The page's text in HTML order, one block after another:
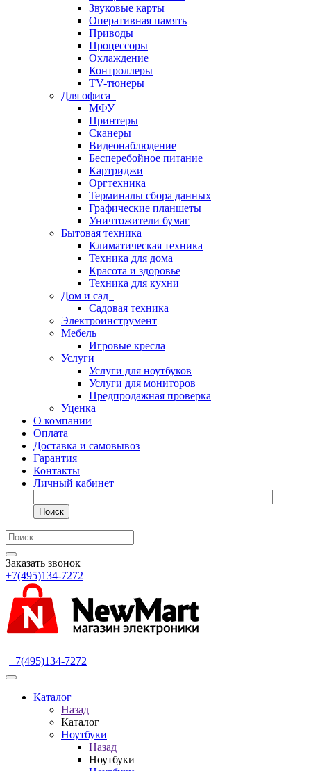
Звуковые карты
Оперативная память
Приводы
Процессоры
Охлаждение
Контроллеры
TV-тюнеры
Для офиса
МФУ
Принтеры
Сканеры
Видеонаблюдение
Бесперебойное питание
Картриджи
Оргтехника
Терминалы сбора данных
Графические планшеты
Уничтожители бумаг
Бытовая техника
Климатическая техника
Техника для дома
Красота и здоровье
Техника для кухни
Дом и сад
Садовая техника
Электроинструмент
Мебель
Игровые кресла
Услуги
Услуги для ноутбуков
Услуги для мониторов
Предпродажная проверка
Уценка
О компании
Оплата
Доставка и самовывоз
Гарантия
Контакты
Личный кабинет
Поиск
Заказать звонок
+7(495)134-7272
+7(495)134-7272
Каталог
Назад
Каталог
Ноутбуки
Назад
Ноутбуки